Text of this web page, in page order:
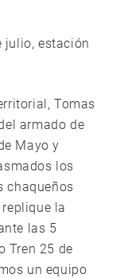
julio, estación
Tomas
armado de
Mayo y
los
chaqueños
la
las 5
Tren 25 de
un equipo